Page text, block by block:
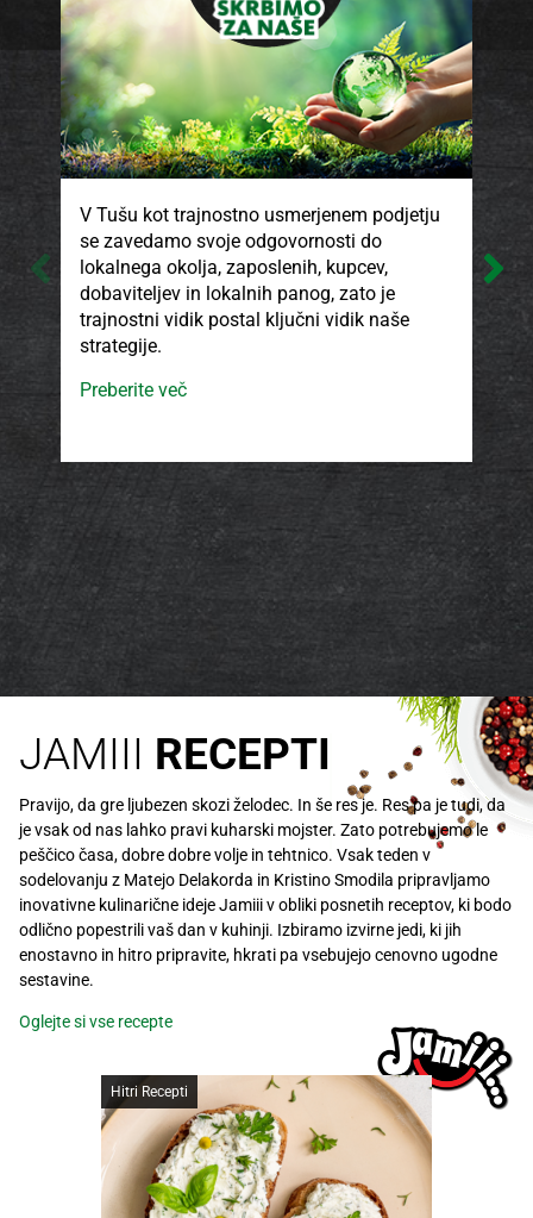
V Tušu kot trajnostno usmerjenem podjetju
se zavedamo svoje odgovornosti do
lokalnega okolja, zaposlenih, kupcev,
dobaviteljev in lokalnih panog, zato je
trajnostni vidik postal ključni vidik naše
strategije.
Preberite več
ki
JAMIII RECEPTI
Pravijo, da gre ljubezen skozi želodec. In še res je. Res pa je tudi, da
je vsak od nas lahko pravi kuharski mojster. Zato potrebujemo le
peščico časa, dobre dobre volje in tehtnico. Vsak teden v
sodelovanju z Matejo Delakorda in Kristino Smodila pripravljamo
inovativne kulinarične ideje Jamiii v obliki posnetih receptov, ki bodo
odlično popestrili vaš dan v kuhinji. Izbiramo izvirne jedi, ki jih
enostavno in hitro pripravite, hkrati pa vsebujejo cenovno ugodne
sestavine.
Oglejte si vse recepte
Hitri Recepti